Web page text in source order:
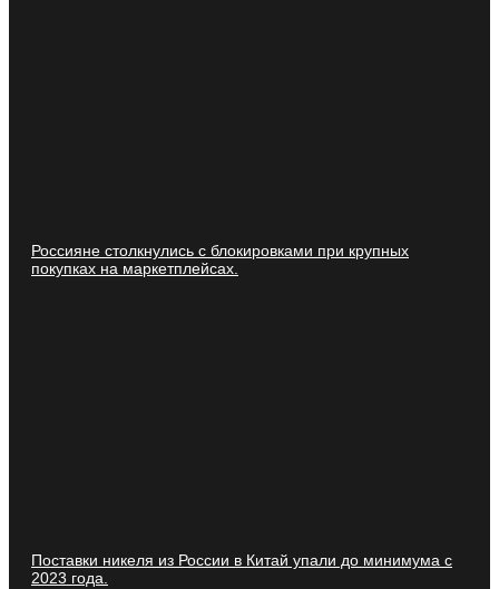
Россияне столкнулись с блокировками при крупных
покупках на маркетплейсах.
Поставки никеля из России в Китай упали до минимума с
2023 года.